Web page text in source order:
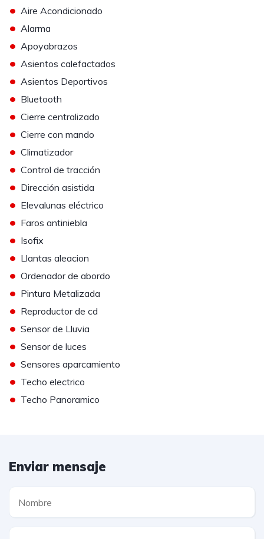
• Aire Acondicionado
• Alarma
• Apoyabrazos
• Asientos calefactados
• Asientos Deportivos
• Bluetooth
• Cierre centralizado
• Cierre con mando
• Climatizador
• Control de tracción
• Dirección asistida
• Elevalunas eléctrico
• Faros antiniebla
• Isofix
• Llantas aleacion
• Ordenador de abordo
• Pintura Metalizada
• Reproductor de cd
• Sensor de Lluvia
• Sensor de luces
• Sensores aparcamiento
• Techo electrico
• Techo Panoramico
Enviar mensaje